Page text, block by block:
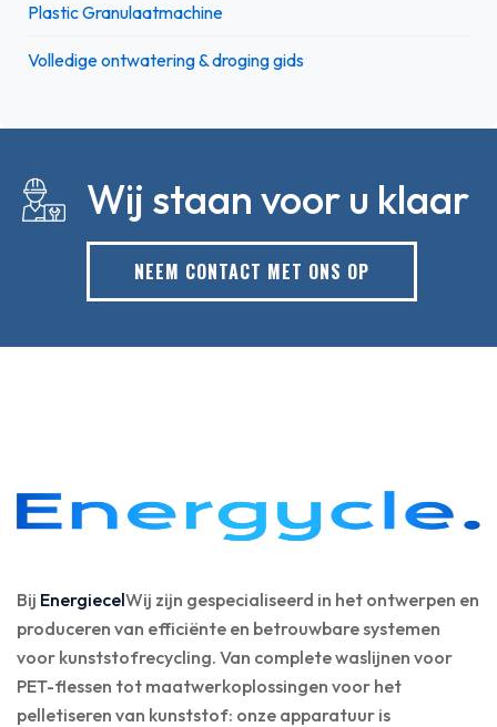
Plastic Granulaatmachine
Volledige ontwatering & droging gids
Wij staan voor u klaar
NEEM CONTACT MET ONS OP
Bij EnergiecelWij zijn gespecialiseerd in het ontwerpen en
produceren van efficiënte en betrouwbare systemen
voor kunststofrecycling. Van complete waslijnen voor
PET-flessen tot maatwerkoplossingen voor het
pelletiseren van kunststof: onze apparatuur is